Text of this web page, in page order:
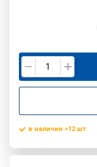
в наличии >12 шт.